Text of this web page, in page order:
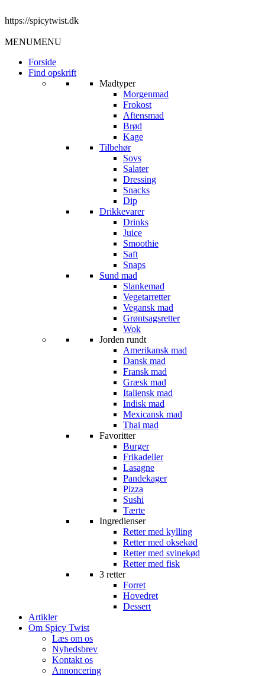
https://spicytwist.dk
MENUMENU
Forside
Find opskrift
Madtyper
Morgenmad
Frokost
Aftensmad
Brød
Kage
Tilbehør
Sovs
Salater
Dressing
Snacks
Dip
Drikkevarer
Drinks
Juice
Smoothie
Saft
Snaps
Sund mad
Slankemad
Vegetarretter
Vegansk mad
Grøntsagsretter
Wok
Jorden rundt
Amerikansk mad
Dansk mad
Fransk mad
Græsk mad
Italiensk mad
Indisk mad
Mexicansk mad
Thai mad
Favoritter
Burger
Frikadeller
Lasagne
Pandekager
Pizza
Sushi
Tærte
Ingredienser
Retter med kylling
Retter med oksekød
Retter med svinekød
Retter med fisk
3 retter
Forret
Hovedret
Dessert
Artikler
Om Spicy Twist
Læs om os
Nyhedsbrev
Kontakt os
Annoncering